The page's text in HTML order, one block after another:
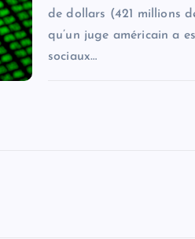
de dollars (421 millions
qu’un juge américain a
sociaux…